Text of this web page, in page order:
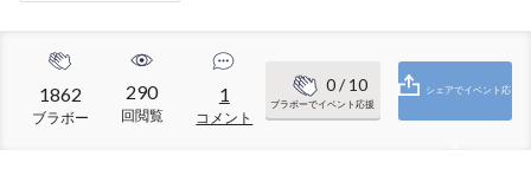
1862
ブラボー
290
回閲覧
1
コメント
0/ 10
ブラボーでイベント応援
シェアでイベント応